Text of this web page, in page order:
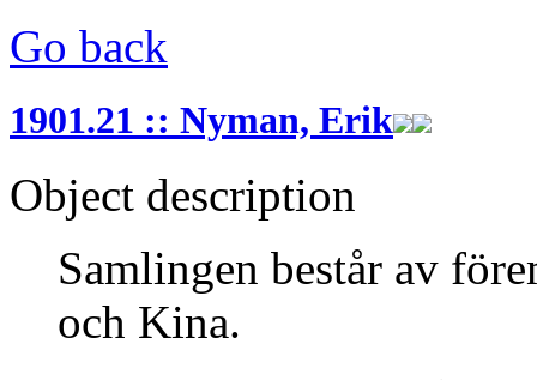
Go back
1901.21 :: Nyman, Erik
Object description
Samlingen består av
och Kina.